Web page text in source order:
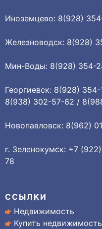
Иноземцево: 8(928)
Железноводск: 8(928)
Мин-Воды: 8(928) 354-
Георгиевск: 8(928)
8(938) 302-57-62 /
Новопавловск: 8(962)
г. Зеленокумск: +7
78
ССЫЛКИ
Недвижимость
Купить недвижимость